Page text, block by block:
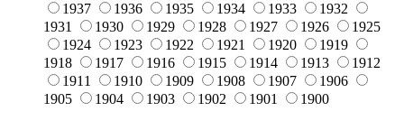
1937
1936 1935 1934 1933
1932
1931
1930 1929 1928 1927 1926
1925
1924
1923 1922 1921 1920
1919
1918
1917 1916 1915 1914 1913
1912
1911
1910 1909 1908 1907
1906
1905
1904 1903 1902 1901 1900